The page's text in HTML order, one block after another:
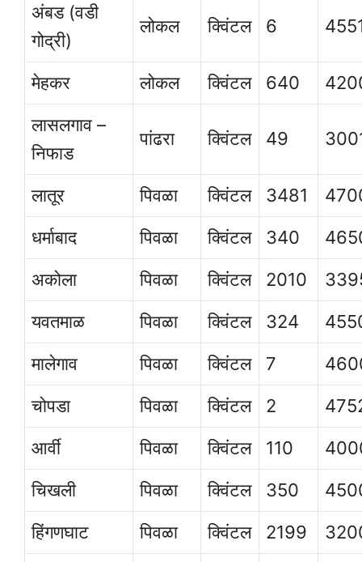
अंबड (वडी
गोद्री)
लोकल क्विंटल 6
मेहकर लोकल क्विंटल 640
लासलगाव –
निफाड
पांढरा क्विंटल 49
लातूर पिवळा क्विंटल 3481
धर्माबाद
पिवळा क्विंटल 340
अकोला
पिवळा क्विंटल 2010
यवतमाळ
पिवळा क्विंटल 324
मालेगाव
पिवळा क्विंटल 7
चोपडा
पिवळा क्विंटल 2
आर्वी
पिवळा क्विंटल 110
चिखली
पिवळा क्विंटल 350
हिंगणघाट
पिवळा क्विंटल 2199